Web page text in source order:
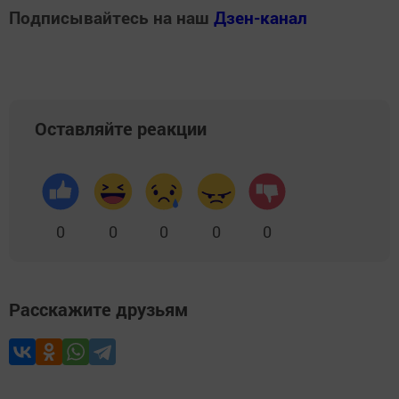
Подписывайтесь на наш Дзен-канал
Оставляйте реакции
0 0 0 0 0
Расскажите друзьям